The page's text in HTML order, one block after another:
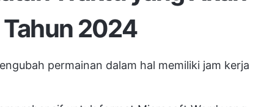
2024
permainan dalam hal memiliki jam kerja